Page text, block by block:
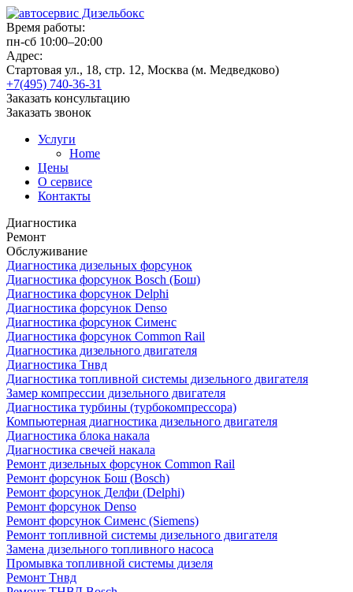
Время работы:
пн-сб 10:00–20:00
Адрес:
Стартовая ул., 18, стр. 12, Москва (м. Медведково)
+7(495) 740-36-31
Заказать консультацию
Заказать звонок
Услуги
Home
Цены
О сервисе
Контакты
Диагностика
Ремонт
Обслуживание
Диагностика дизельных форсунок
Диагностика форсунок Bosch (Бош)
Диагностика форсунок Delphi
Диагностика форсунок Denso
Диагностика форсунок Сименс
Диагностика форсунок Common Rail
Диагностика дизельного двигателя
Диагностика Тнвд
Диагностика топливной системы дизельного двигателя
Замер компрессии дизельного двигателя
Диагностика турбины (турбокомпрессора)
Компьютерная диагностика дизельного двигателя
Диагностика блока накала
Диагностика свечей накала
Ремонт дизельных форсунок Common Rail
Ремонт форсунок Бош (Bosch)
Ремонт форсунок Делфи (Delphi)
Ремонт форсунок Denso
Ремонт форсунок Сименс (Siemens)
Ремонт топливной системы дизельного двигателя
Замена дизельного топливного насоса
Промывка топливной системы дизеля
Ремонт Тнвд